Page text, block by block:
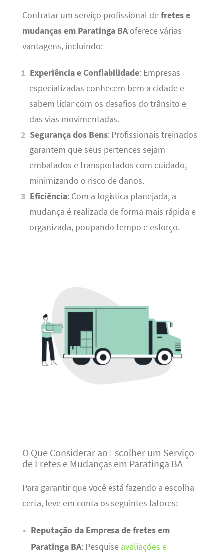
Contratar um serviço profissional defretes e
mudanças em Paratinga BAoferece várias
vantagens, incluindo:
Experiência e Confiabilidade: Empresas
especializadas conhecem bem a cidade e
sabem lidar com os desafios do trânsito e
das vias movimentadas.
Segurança dos Bens: Profissionais treinados
garantem que seus pertences sejam
embalados e transportados com cuidado,
minimizando o risco de danos.
Eficiência: Com a logística planejada, a
mudança é realizada de forma mais rápida e
organizada, poupando tempo e esforço.
O Que Considerar ao Escolher um Serviço
de Fretes e Mudanças em Paratinga BA
Para garantir que você está fazendo a escolha
certa, leve em conta os seguintes fatores:
Reputação da Empresa de fretes em
Paratinga BA: Pesquise avaliações e